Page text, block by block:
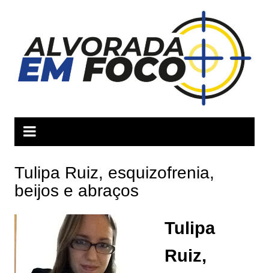
conteúdo
Tulipa Ruiz, esquizofrenia,
beijos e abraços
Tulipa
Ruiz,